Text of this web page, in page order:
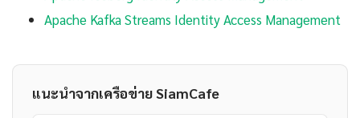
Apache Kafka Streams Identity Access Management
แนะนำจากเครือข่าย SiamCafe